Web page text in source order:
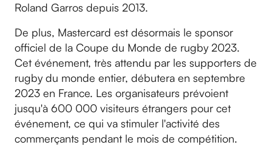
Roland Garros depuis 2013.
De plus, Mastercard est désormais le sponsor
officiel de la Coupe du Monde de rugby 2023.
Cet événement, très attendu par les supporters de
rugby du monde entier, débutera en septembre
2023 en France. Les organisateurs prévoient
jusqu'à 600 000 visiteurs étrangers pour cet
événement, ce qui va stimuler l'activité des
commerçants pendant le mois de compétition.